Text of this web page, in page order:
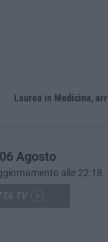
Laurea in Medicina,
Agosto
alle 22:18